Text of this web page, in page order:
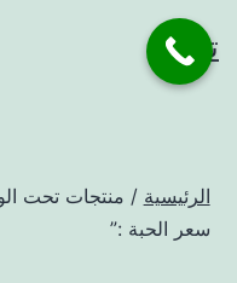
التخطي
إلىتاجر
الرئيسية
سعر الحبة :”